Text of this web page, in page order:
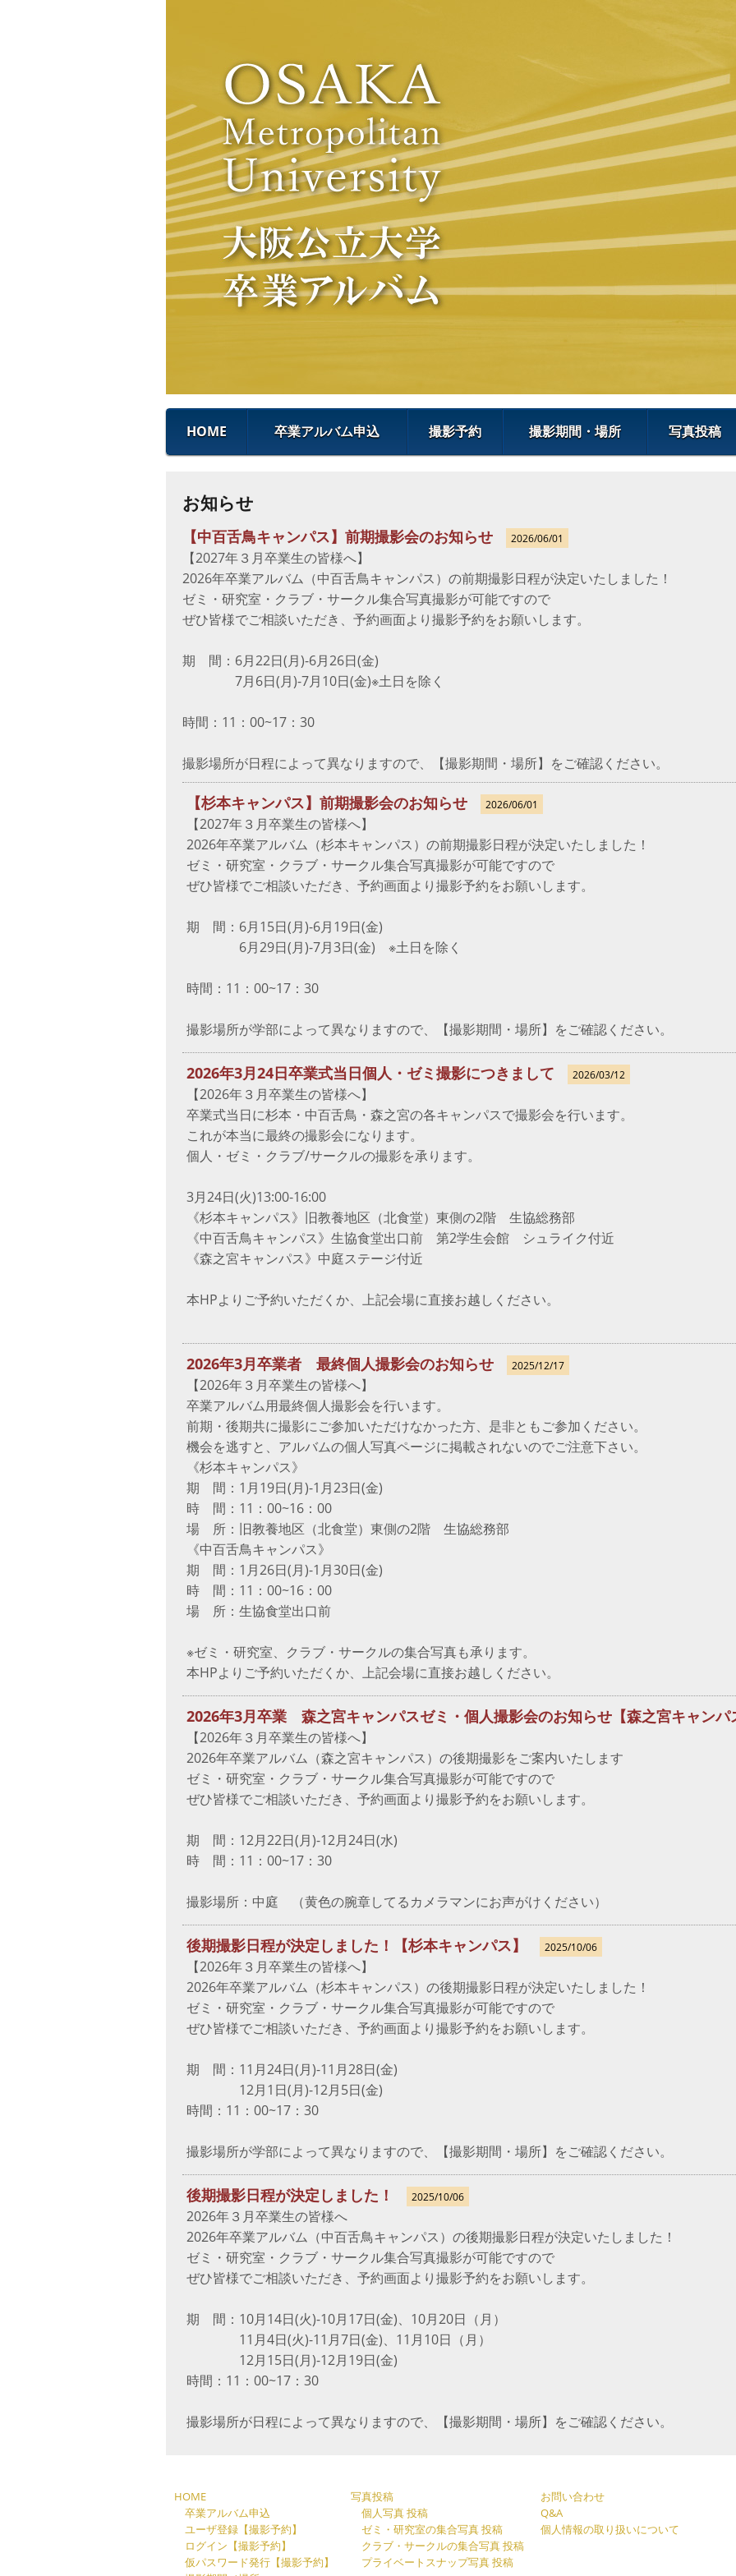
HOME 卒業アルバム申込 撮影予約 撮影期間・場所 写真投稿
お知らせ
【中百舌鳥キャンパス】前期撮影会のお知らせ
2026/06/01
【2027年３月卒業生の皆様へ】
2026年卒業アルバム（中百舌鳥キャンパス）の前期撮影日程が決定いたしました！
ゼミ・研究室・クラブ・サークル集合写真撮影が可能ですので
ぜひ皆様でご相談いただき、予約画面より撮影予約をお願いします。
期 間：6月22日(月)-6月26日(金)
7月6日(月)-7月10日(金)※土日を除く
時間：11：00~17：30
撮影場所が日程によって異なりますので、【撮影期間・場所】をご確認ください。
【杉本キャンパス】前期撮影会のお知らせ 2026/06/01
【2027年３月卒業生の皆様へ】
2026年卒業アルバム（杉本キャンパス）の前期撮影日程が決定いたしました！
ゼミ・研究室・クラブ・サークル集合写真撮影が可能ですので
ぜひ皆様でご相談いただき、予約画面より撮影予約をお願いします。
期 間：6月15日(月)-6月19日(金)
6月29日(月)-7月3日(金) ※土日を除く
時間：11：00~17：30
撮影場所が学部によって異なりますので、【撮影期間・場所】をご確認ください。
2026年3月24日卒業式当日個人・ゼミ撮影につきまして 2026/03/12
【2026年３月卒業生の皆様へ】
卒業式当日に杉本・中百舌鳥・森之宮の各キャンパスで撮影会を行います。
これが本当に最終の撮影会になります。
個人・ゼミ・クラブ/サークルの撮影を承ります。
3月24日(火)13:00‐16:00
《杉本キャンパス》旧教養地区（北食堂）東側の2階 生協総務部
《中百舌鳥キャンパス》生協食堂出口前 第2学生会館 シュライク付近
《森之宮キャンパス》中庭ステージ付近
本HPよりご予約いただくか、上記会場に直接お越しください。
2026年3月卒業者 最終個人撮影会のお知らせ 2025/12/17
【2026年３月卒業生の皆様へ】
卒業アルバム用最終個人撮影会を行います。
前期・後期共に撮影にご参加いただけなかった方、是非ともご参加ください。
機会を逃すと、アルバムの個人写真ページに掲載されないのでご注意下さい。
《杉本キャンパス》
期 間：1月19日(月)-1月23日(金)
時 間：11：00~16：00
場 所：旧教養地区（北食堂）東側の2階 生協総務部
《中百舌鳥キャンパス》
期 間：1月26日(月)-1月30日(金)
時 間：11：00~16：00
場 所：生協食堂出口前
※ゼミ・研究室、クラブ・サークルの集合写真も承ります。
本HPよりご予約いただくか、上記会場に直接お越しください。
2026年3月卒業 森之宮キャンパスゼミ・個人撮影会のお知らせ【森之宮キャンパ
【2026年３月卒業生の皆様へ】
2026年卒業アルバム（森之宮キャンパス）の後期撮影をご案内いたします
ゼミ・研究室・クラブ・サークル集合写真撮影が可能ですので
ぜひ皆様でご相談いただき、予約画面より撮影予約をお願いします。
期 間：12月22日(月)-12月24日(水)
時 間：11：00~17：30
撮影場所：中庭 （黄色の腕章してるカメラマンにお声がけください）
後期撮影日程が決定しました！【杉本キャンパス】 2025/10/06
【2026年３月卒業生の皆様へ】
2026年卒業アルバム（杉本キャンパス）の後期撮影日程が決定いたしました！
ゼミ・研究室・クラブ・サークル集合写真撮影が可能ですので
ぜひ皆様でご相談いただき、予約画面より撮影予約をお願いします。
期 間：11月24日(月)-11月28日(金)
12月1日(月)-12月5日(金)
時間：11：00~17：30
撮影場所が学部によって異なりますので、【撮影期間・場所】をご確認ください。
後期撮影日程が決定しました！ 2025/10/06
2026年３月卒業生の皆様へ
2026年卒業アルバム（中百舌鳥キャンパス）の後期撮影日程が決定いたしました！
ゼミ・研究室・クラブ・サークル集合写真撮影が可能ですので
ぜひ皆様でご相談いただき、予約画面より撮影予約をお願いします。
期 間：10月14日(火)-10月17日(金)、10月20日（月）
11月4日(火)-11月7日(金)、11月10日（月）
12月15日(月)-12月19日(金)
時間：11：00~17：30
撮影場所が日程によって異なりますので、【撮影期間・場所】をご確認ください。
HOME
卒業アルバム申込
ユーザ登録【撮影予約】
ログイン【撮影予約】
仮パスワード発行【撮影予約】
写真投稿
個人写真 投稿
ゼミ・研究室の集合写真 投稿
クラブ・サークルの集合写真 投稿
プライベートスナップ写真 投稿
お問い合わせ
Q&A
個人情報の取り扱いについて